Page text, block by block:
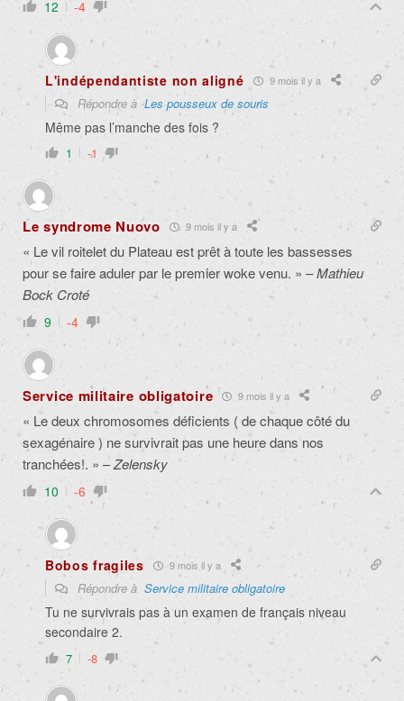
12 -4
L'indépendantiste non aligné 9 mois il y a
Répondre àLes pousseux de souris
Même pas l’manche des fois ?
1 -1
Le syndrome Nuovo 9 mois il y a
« Le vil roitelet du Plateau est prêt à toute les bassesses
pour se faire aduler par le premier woke venu. » –Mathieu
Bock Croté
9 -4
Service militaire obligatoire 9 mois il y a
« Le deux chromosomes déficients ( de chaque côté du
sexagénaire ) ne survivrait pas une heure dans nos
tranchées!. » –Zelensky
10 -6
Bobos fragiles 9 mois il y a
Répondre à Service militaire obligatoire
Tu ne survivrais pas à un examen de français niveau
secondaire 2.
7 -8